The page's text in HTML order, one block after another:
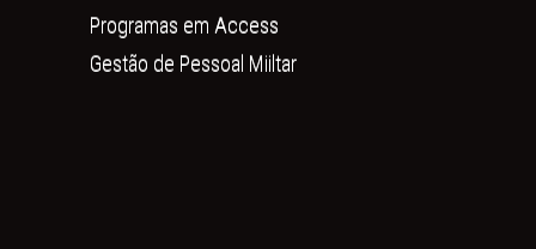
Programas em Access
Gestão de Pessoal Miiltar